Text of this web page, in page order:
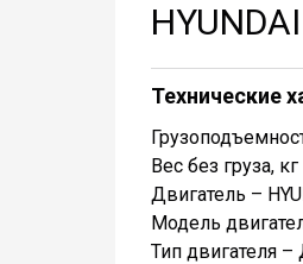
Технические
Вес без груза,
Двигатель –
Модель
Тип двигателя